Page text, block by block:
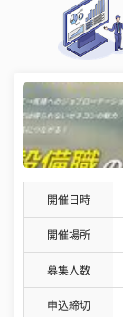
開催日時
開催場所
募集人数
申込締切